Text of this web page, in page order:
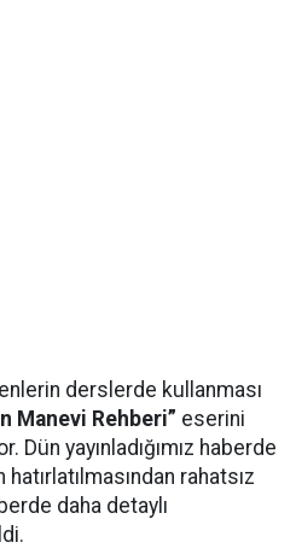
derslerde kullanması
Manevi Rehberi” eserini
yayınladığımız haberde
rahatsız
daha detaylı